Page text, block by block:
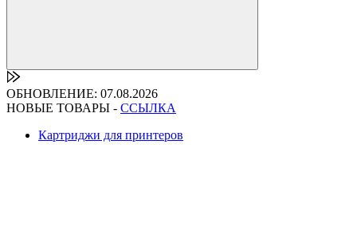
ОБНОВЛЕНИЕ: 07.08.2026
НОВЫЕ ТОВАРЫ - ССЫЛКА
Картриджи для принтеров